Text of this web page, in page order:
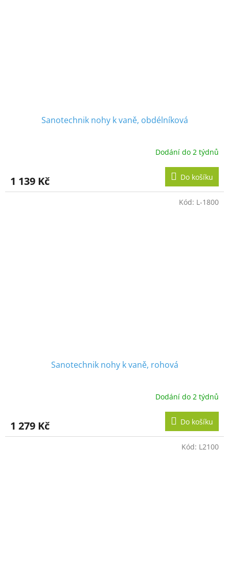
Sanotechnik nohy k vaně, obdélníková
Dodání do 2 týdnů
1 139 Kč Do košíku
Sanotechnik nohy k vaně, rohová
Dodání do 2 týdnů
1 279 Kč Do košíku
Kód: L-1800
Kód: L2100